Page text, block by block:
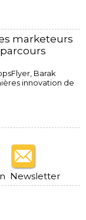
marketeurs
​Barak
innovation de
Newsletter